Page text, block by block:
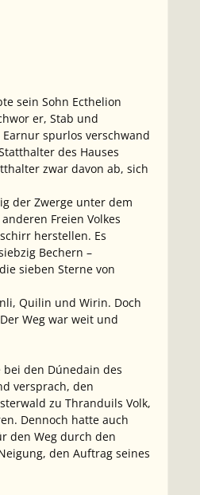
sein Sohn Ecthelion
er, Stab und
spurlos verschwand
des Hauses
zwar davon ab, sich
der Zwerge unter dem
Freien Volkes
herstellen. Es
Bechern –
sieben Sterne von
Quilin und Wirin. Doch
Weg war weit und
den Dúnedain des
versprach, den
zu Thranduils Volk,
Dennoch hatte auch
den Weg durch den
den Auftrag seines